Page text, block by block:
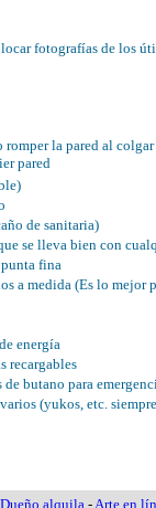
fotografías de los
romper la pared al
pared
de sanitaria)
se lleva bien con
fina
a medida (Es lo mejor
energía
recargables
butano para
(yukos, etc.
alquila - Arte en